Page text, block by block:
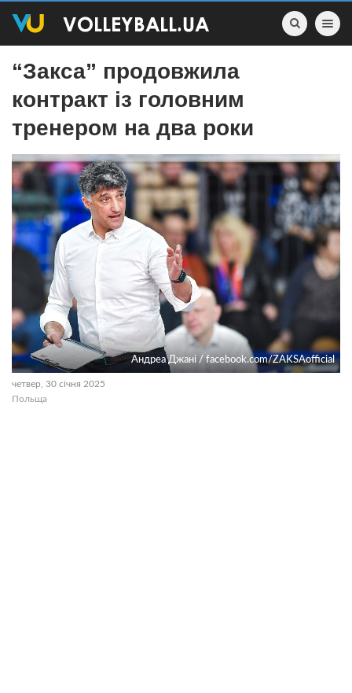
Toggle
“Закса” продовжила
контракт із головним
тренером на два роки
Андреа Джані / facebook.com/ZAKSAofficial
четвер, 30 січня 2025
Польща